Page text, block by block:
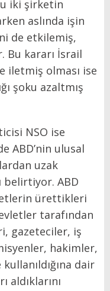
iki şirketin
aslında işin
de etkilemiş,
Bu kararı İsrail
iletmiş olması ise
şoku azaltmış
NSO ise
ABD’nin ulusal
uzak
belirtiyor. ABD
ürettikleri
tarafından
gazeteciler, iş
hakimler,
dair
aldıklarını